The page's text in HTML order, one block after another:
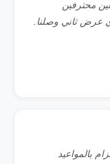
محترفين
عرض ثاني وصلنا.
بالمواعيد